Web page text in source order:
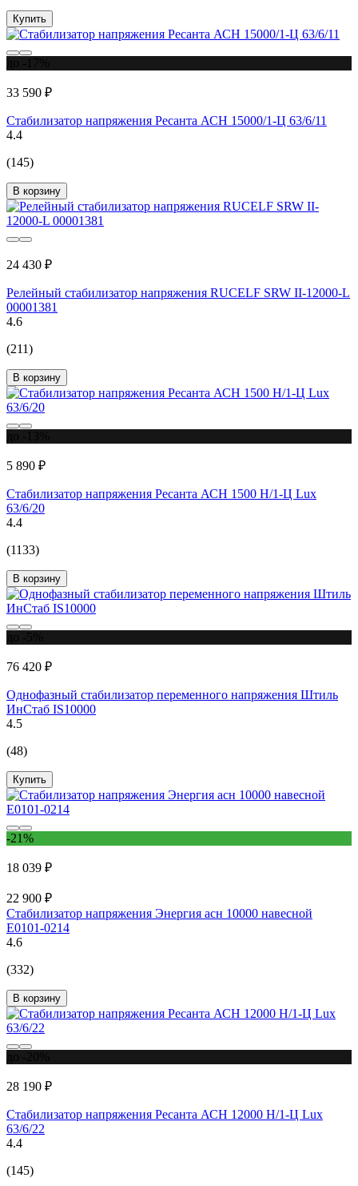
Купить
33 590 ₽
Стабилизатор напряжения Ресанта АСН 15000/1-Ц 63/6/11
4.4
(145)
В корзину
24 430 ₽
Релейный стабилизатор напряжения RUCELF SRW II-12000-L
00001381
4.6
(211)
В корзину
5 890 ₽
Стабилизатор напряжения Ресанта АСН 1500 Н/1-Ц Lux
63/6/20
4.4
(1133)
В корзину
76 420 ₽
Однофазный стабилизатор переменного напряжения Штиль
ИнСтаб IS10000
4.5
(48)
Купить
-21%
18 039 ₽
22 900 ₽
Стабилизатор напряжения Энергия асн 10000 навесной
Е0101-0214
4.6
(332)
В корзину
28 190 ₽
Стабилизатор напряжения Ресанта АСН 12000 Н/1-Ц Lux
63/6/22
4.4
(145)